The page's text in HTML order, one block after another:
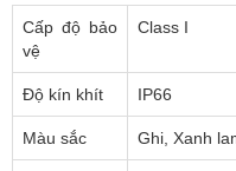
Cấp độ bảo
vệ
Class I
Độ kín khít IP66
Màu sắc Ghi, Xanh